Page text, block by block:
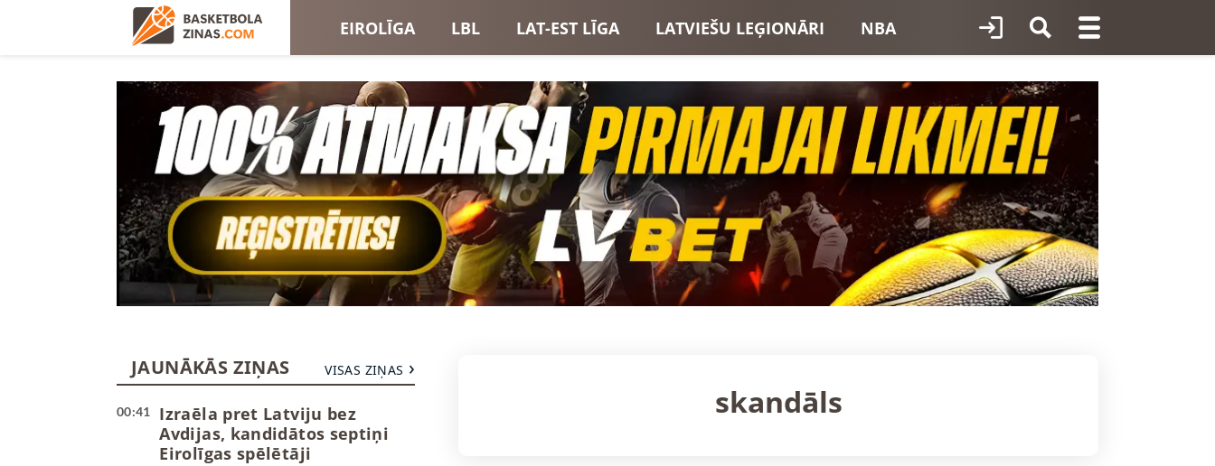
EIROLĪGA LBL LAT-EST LĪGA LATVIEŠU LEĢIONĀRI NBA
EIROKAUSI LATVIJAS IZLASE
JAUNĀKĀS ZIŅAS VISAS ZIŅAS
00:41
Izraēla pret Latviju bez
Avdijas, kandidātos septiņi
Eirolīgas spēlētāji
skandāls